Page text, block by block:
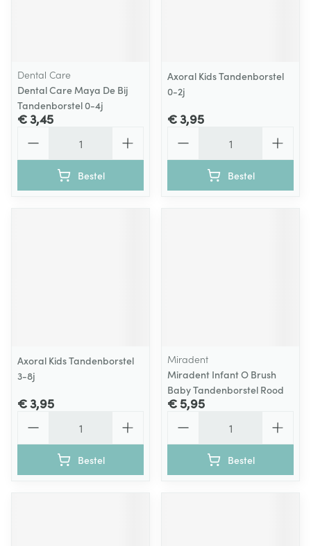
Dental Care
Dental Care Maya De Bij
Tandenborstel 0-4j
€ 3,45
Bestel
Axoral Kids Tandenborstel
0-2j
€ 3,95
Bestel
Axoral Kids Tandenborstel
3-8j
€ 3,95
Bestel
Miradent
Miradent Infant O Brush
Baby Tandenborstel Rood
€ 5,95
Bestel